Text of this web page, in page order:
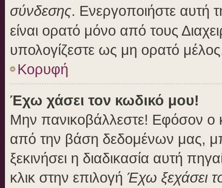
σύνδεσης. Ενεργοποιήστε αυτή
είναι ορατό μόνο από τους
υπολογίζεστε ως μη ορατό
Κορυφή
Έχω χάσει τον κωδικό μου!
Μην πανικοβάλλεστε! Εφόσον ο
από την βάση δεδομένων μας,
ξεκινήσει η διαδικασία αυτή
κλικ στην επιλογή Έχω ξεχάσει